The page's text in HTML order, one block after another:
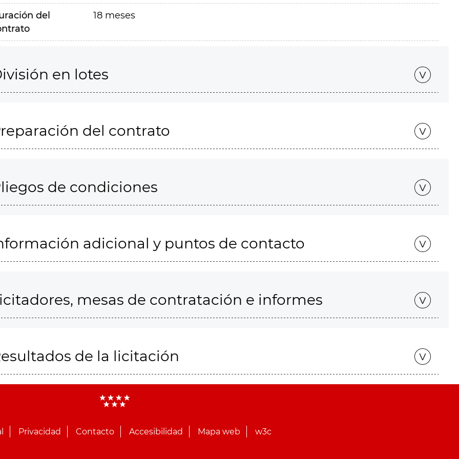
del
18 meses
en lotes
del contrato
de condiciones
adicional y puntos de contacto
mesas de contratación e informes
de la licitación
Privacidad Contacto Accesibilidad Mapa web w3c